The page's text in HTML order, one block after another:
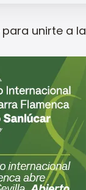
para unirte a la